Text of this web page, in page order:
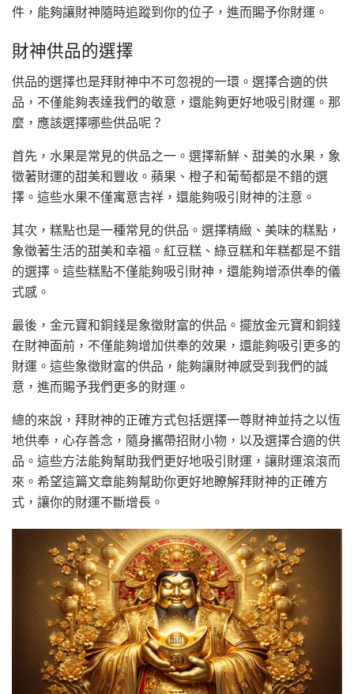
件，能夠讓財神隨時追蹤到你的位子，進而賜予你財運。
財神供品的選擇
供品的選擇也是拜財神中不可忽視的一環。選擇合適的供
品，不僅能夠表達我們的敬意，還能夠更好地吸引財運。那
麼，應該選擇哪些供品呢？
首先，水果是常見的供品之一。選擇新鮮、甜美的水果，象
徵著財運的甜美和豐收。蘋果、橙子和葡萄都是不錯的選
擇。這些水果不僅寓意吉祥，還能夠吸引財神的注意。
其次，糕點也是一種常見的供品。選擇精緻、美味的糕點，
象徵著生活的甜美和幸福。紅豆糕、綠豆糕和年糕都是不錯
的選擇。這些糕點不僅能夠吸引財神，還能夠增添供奉的儀
式感。
最後，金元寶和銅錢是象徵財富的供品。擺放金元寶和銅錢
在財神面前，不僅能夠增加供奉的效果，還能夠吸引更多的
財運。這些象徵財富的供品，能夠讓財神感受到我們的誠
意，進而賜予我們更多的財運。
總的來說，拜財神的正確方式包括選擇一尊財神並持之以恆
地供奉，心存善念，隨身攜帶招財小物，以及選擇合適的供
品。這些方法能夠幫助我們更好地吸引財運，讓財運滾滾而
來。希望這篇文章能夠幫助你更好地瞭解拜財神的正確方
式，讓你的財運不斷增長。